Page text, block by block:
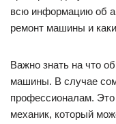
всю информацию об
ремонт машины и
Важно знать на что
машины. В случае
профессионалам.
механик, который